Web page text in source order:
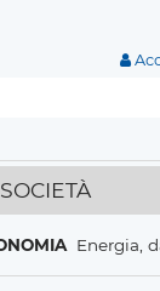
SOCIETÀ
Energia, dal